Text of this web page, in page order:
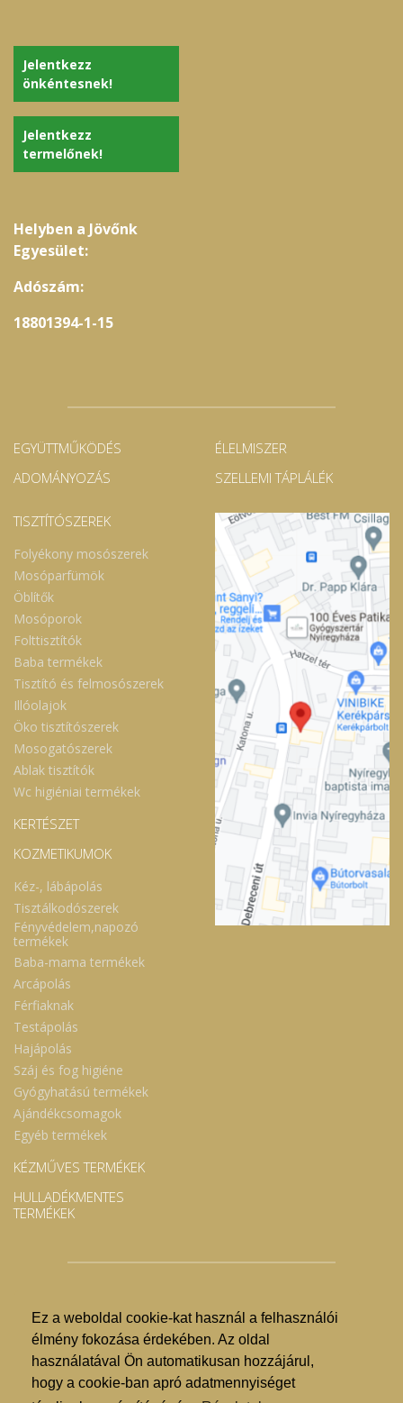
Ez a weboldal cookie-kat használ a felhasználói
élmény fokozása érdekében. Az oldal
használatával Ön automatikusan hozzájárul,
hogy a cookie-ban apró adatmennyiséget
Jelentkezz
önkéntesnek!
Jelentkezz
termelőnek!
Helyben a Jövőnk
Egyesület:
Adószám:
18801394-1-15
EGYÜTTMŰKÖDÉS
ADOMÁNYOZÁS
ÉLELMISZER
SZELLEMI TÁPLÁLÉK
TISZTÍTÓSZEREK
Folyékony mosószerek
Mosóparfümök
Öblítők
Mosóporok
Folttisztítók
Baba termékek
Tisztító és felmosószerek
Illóolajok
Öko tisztítószerek
Mosogatószerek
Ablak tisztítók
Wc higiéniai termékek
KERTÉSZET
KOZMETIKUMOK
Kéz-, lábápolás
Tisztálkodószerek
Fényvédelem,napozó
termékek
Baba-mama termékek
Arcápolás
Férfiaknak
Testápolás
Hajápolás
Száj és fog higiéne
Gyógyhatású termékek
Ajándékcsomagok
Egyéb termékek
KÉZMŰVES TERMÉKEK
HULLADÉKMENTES
TERMÉKEK
© Nyíregyházi Kosár Közösség 2019.
Hogyan lehet vásárolni?
GDPR